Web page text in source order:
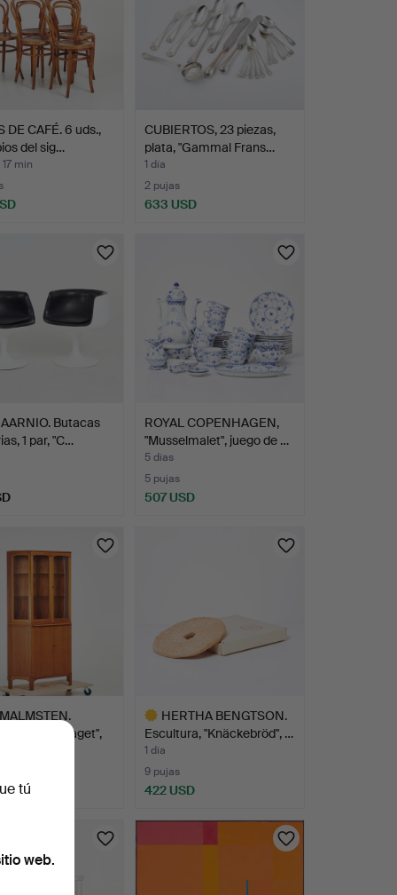
DE CAFÉ. 6 uds.,
del sig…
min
CUBIERTOS, 23 piezas,
plata, "Gammal Frans…
1 día
2 pujas
633 USD
Butacas
1 par, "C…
ROYAL COPENHAGEN,
"Musselmalet", juego de …
5 días
5 pujas
507 USD
"Undantaget",
HERTHA BENGTSON.
Escultura, "Knäckebröd", …
1 día
9 pujas
422 USD
seleccionado
tú
web.